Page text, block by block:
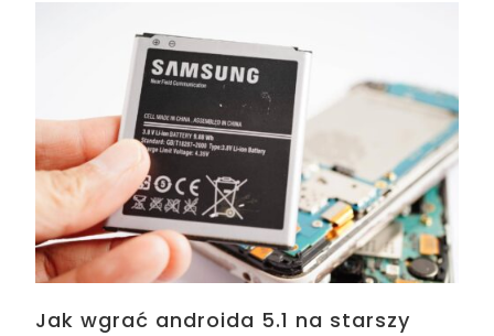
Jak wgrać androida 5.1 na starszy